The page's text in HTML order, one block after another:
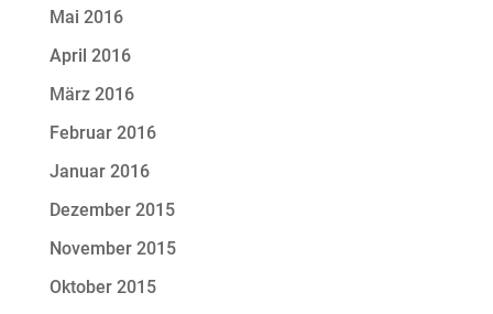
Mai 2016
April 2016
März 2016
Februar 2016
Januar 2016
Dezember 2015
November 2015
Oktober 2015